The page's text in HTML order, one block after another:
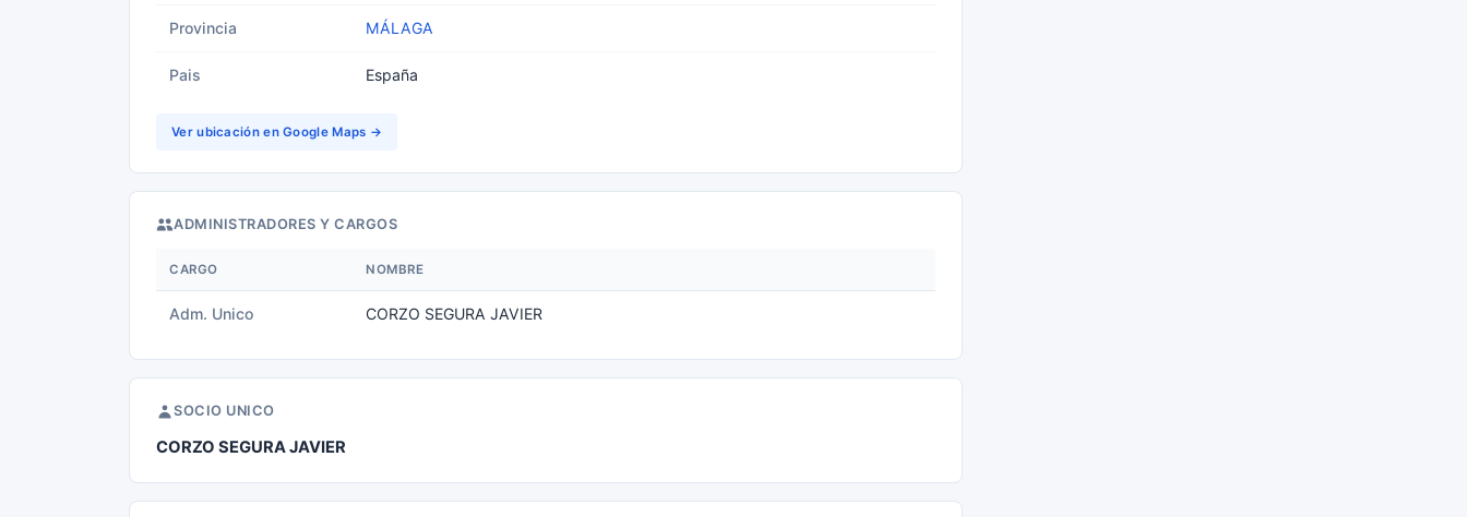
Provincia MÁLAGA
Pais España
Ver ubicación en Google Maps →
ADMINISTRADORES Y CARGOS
CARGO NOMBRE
Adm. Unico CORZO SEGURA JAVIER
SOCIO UNICO
CORZO SEGURA JAVIER